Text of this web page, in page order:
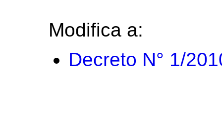
Modifica a:
Decreto N° 1/